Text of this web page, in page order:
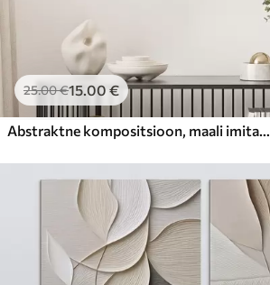
25.00€15.00 €
Abstraktne kompositsioon, maali imitatsioon